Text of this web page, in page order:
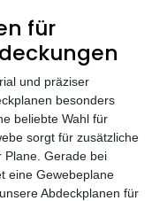
für
und präziser
besonders
beliebte Wahl für
sorgt für zusätzliche
Plane. Gerade bei
eine Gewebeplane
Abdeckplanen für